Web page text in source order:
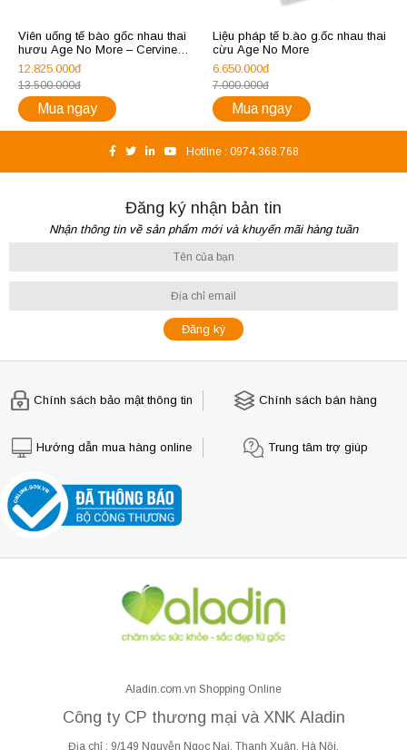
Viên uống tế bào gốc nhau thai
hươu Age No More – Cervine
20,000mg
12.825.000đ
13.500.000đ
Mua ngay
Liệu pháp tế b.ào g.ốc nhau thai
cừu Age No More
6.650.000đ
7.000.000đ
Mua ngay
Hotline : 0974.368.768
Đăng ký nhận bản tin
Nhận thông tin về sản phẩm mới và khuyến mãi hàng tuần
Chính sách bảo mật thông tin Chính sách bán hàng
Hướng dẫn mua hàng online Trung tâm trợ giúp
Aladin.com.vn Shopping Online
Công ty CP thương mại và XNK Aladin
Địa chỉ : 9/149 Nguyễn Ngọc Nại, Thanh Xuân, Hà Nội.